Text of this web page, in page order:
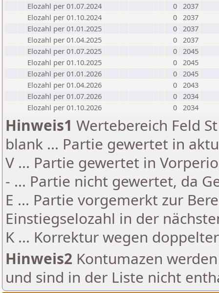
Elozahl per 01.07.2024
0 2037
Elozahl per 01.10.2024
0 2037
Elozahl per 01.01.2025
0 2037
Elozahl per 01.04.2025
0 2037
Elozahl per 01.07.2025
0 2045
Elozahl per 01.10.2025
0 2045
Elozahl per 01.01.2026
0 2045
Elozahl per 01.04.2026
0 2043
Elozahl per 01.07.2026
0 2034
Elozahl per 01.10.2026
0 2034
Hinweis1 Wertebereich Feld
blank ... Partie gewertet in
V ... Partie gewertet in
- ... Partie nicht gewertet, da
E ... Partie vorgemerkt zur
Einstiegselozahl in der
K ... Korrektur wegen
Hinweis2 Kontumazen
und sind in der Liste nicht